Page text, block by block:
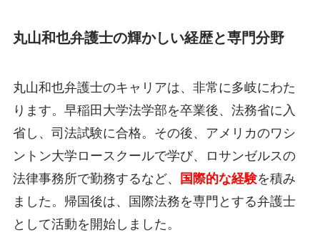
丸山和也弁護士の輝かしい経歴と専門分野
丸山和也弁護士のキャリアは、非常に多岐にわた
ります。早稲田大学法学部を卒業後、法務省に入
省し、司法試験に合格。その後、アメリカのワシ
ントン大学ロースクールで学び、ロサンゼルスの
法律事務所で勤務するなど、
国際的な経験を積み
ました。帰国後は、国際法務を専門とする弁護士
として活動を開始しました。